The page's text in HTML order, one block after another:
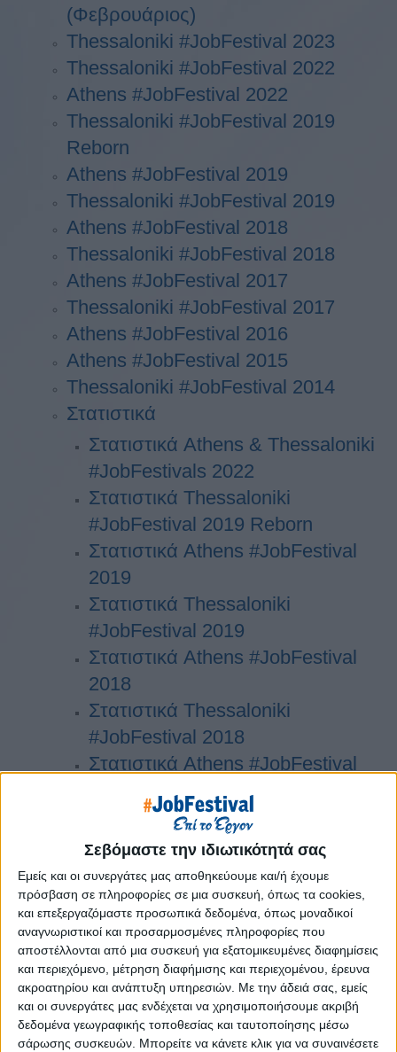
Σεβόμαστε την ιδιωτικότητά σας
Εμείς και οι συνεργάτες μας αποθηκεύουμε και/ή έχουμε
πρόσβαση σε πληροφορίες σε μια συσκευή, όπως τα cookies,
και επεξεργαζόμαστε προσωπικά δεδομένα, όπως μοναδικοί
αναγνωριστικοί και προσαρμοσμένες πληροφορίες που
αποστέλλονται από μια συσκευή για εξατομικευμένες διαφημίσεις
και περιεχόμενο, μέτρηση διαφήμισης και περιεχομένου, έρευνα
ακροατηρίου και ανάπτυξη υπηρεσιών. Με την άδειά σας, εμείς
και οι συνεργάτες μας ενδέχεται να χρησιμοποιήσουμε ακριβή
δεδομένα γεωγραφικής τοποθεσίας και ταυτοποίησης μέσω
σάρωσης συσκευών. Μπορείτε να κάνετε κλικ για να συναινέσετε
(Φεβρουάριος)
Thessaloniki #JobFestival 2023
Thessaloniki #JobFestival 2022
Athens #JobFestival 2022
Thessaloniki #JobFestival 2019
Reborn
Athens #JobFestival 2019
Thessaloniki #JobFestival 2019
Athens #JobFestival 2018
Thessaloniki #JobFestival 2018
Athens #JobFestival 2017
Τhessaloniki #JobFestival 2017
Athens #JobFestival 2016
Athens #JobFestival 2015
Thessaloniki #JobFestival 2014
Στατιστικά
Στατιστικά Athens & Thessaloniki
#JobFestivals 2022
Στατιστικά Thessaloniki
#JobFestival 2019 Reborn
Στατιστικά Athens #JobFestival
2019
Στατιστικά Thessaloniki
#JobFestival 2019
Στατιστικά Athens #JobFestival
2018
Στατιστικά Thessaloniki
#JobFestival 2018
Στατιστικά Athens #JobFestival
Στατιστικά Thessaloniki
#JobFestival 2017
Στατιστικά Athens #JobFestival
2016
Στατιστικά Athens #JobFestival
2015
Υλικό
Φωτογραφίες
Παρουσιάσεις